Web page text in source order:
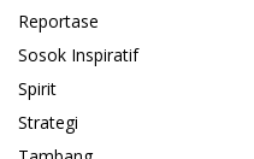
Reportase
Sosok Inspiratif
Spirit
Strategi